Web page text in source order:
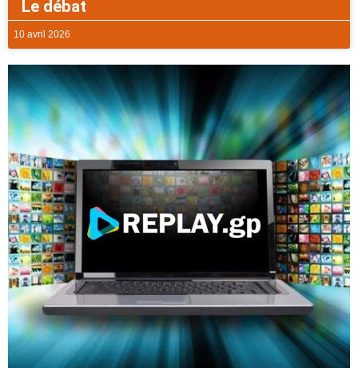
Le débat
10 avril 2026